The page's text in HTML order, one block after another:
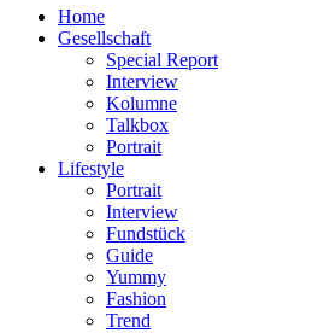
Home
Gesellschaft
Special Report
Interview
Kolumne
Talkbox
Portrait
Lifestyle
Portrait
Interview
Fundstück
Guide
Yummy
Fashion
Trend